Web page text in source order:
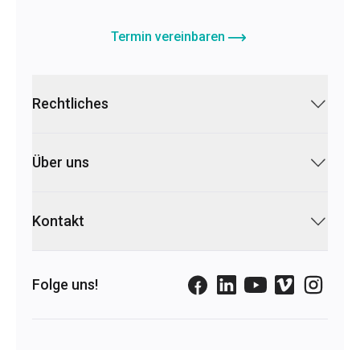
Termin vereinbaren
Rechtliches
Über uns
Kontakt
Folge uns!